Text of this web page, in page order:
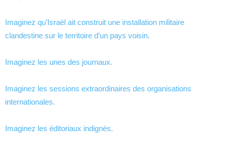
Imaginez qu’Israël ait construit une installation militaire
clandestine sur le territoire d’un pays voisin.
Imaginez les unes des journaux.
Imaginez les sessions extraordinaires des organisations
internationales.
Imaginez les éditoriaux indignés.